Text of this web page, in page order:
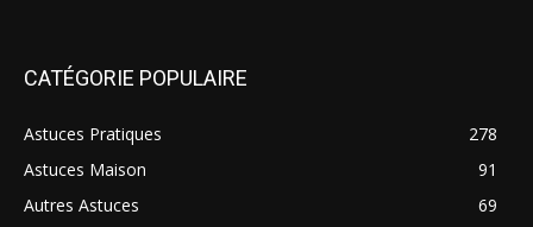
CATÉGORIE POPULAIRE
Astuces Pratiques
278
Astuces Maison
91
Autres Astuces
69